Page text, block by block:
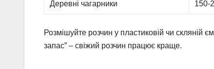
Деревні чагарники 150-
Розмішуйте розчин у пластиковій чи скляній
запас” – свіжий розчин працює краще.